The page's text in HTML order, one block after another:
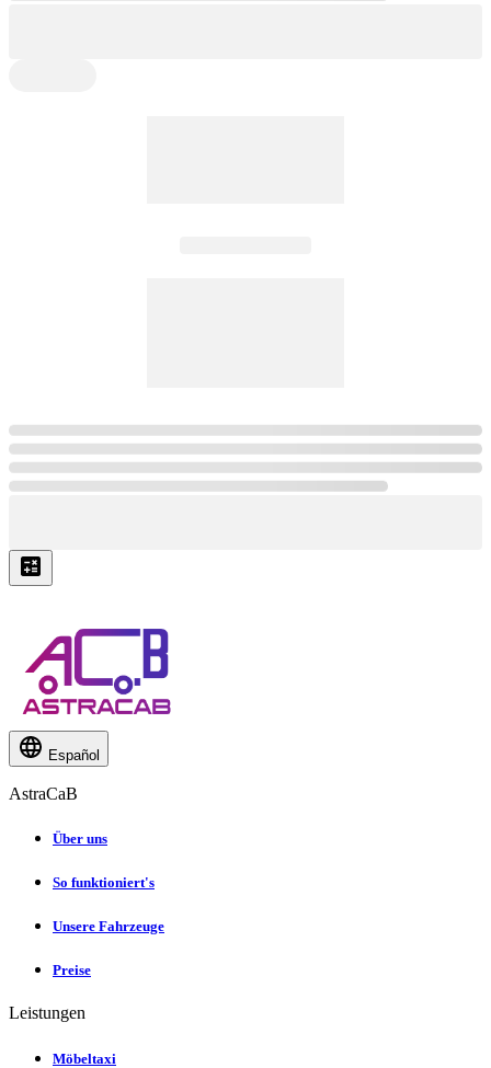
Español
AstraCaB
Über uns
So funktioniert's
Unsere Fahrzeuge
Preise
Leistungen
Möbeltaxi